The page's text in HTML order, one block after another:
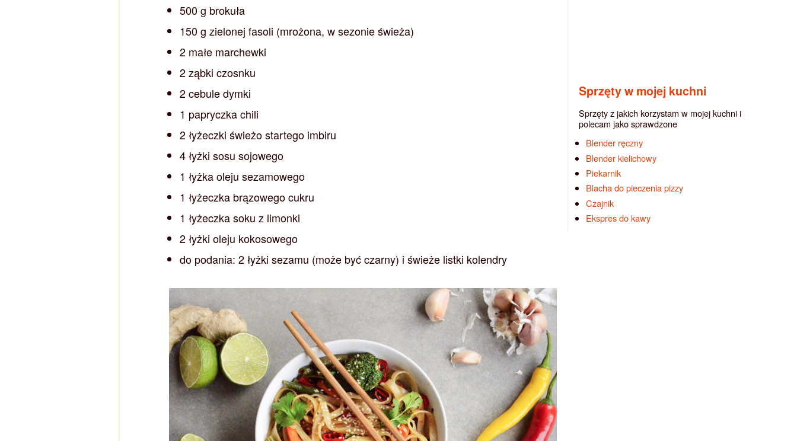
500 g brokuła
150 g zielonej fasoli (mrożona, w sezonie świeża)
2 małe marchewki
2 ząbki czosnku
2 cebule dymki
1 papryczka chili
2 łyżeczki świeżo startego imbiru
4 łyżki sosu sojowego
1 łyżka oleju sezamowego
1 łyżeczka brązowego cukru
1 łyżeczka soku z limonki
2 łyżki oleju kokosowego
do podania: 2 łyżki sezamu (może być czarny) i świeże listki kolendry
Sprzęty w mojej kuchni
Sprzęty z jakich korzystam w mojej kuchni i
polecam jako sprawdzone
Blender ręczny
Blender kielichowy
Piekarnik
Blacha do pieczenia pizzy
Czajnik
Ekspres do kawy